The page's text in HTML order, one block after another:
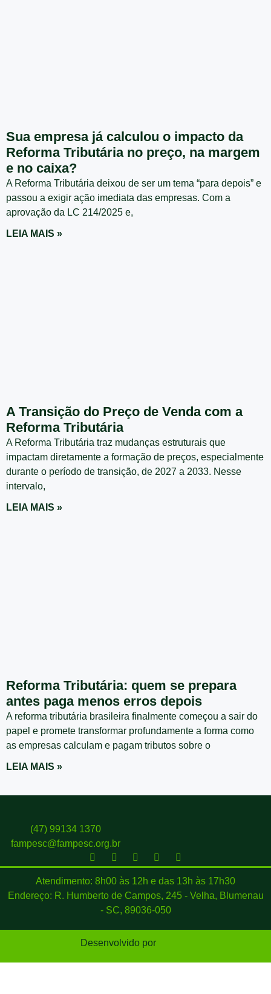
Sua empresa já calculou o impacto da
Reforma Tributária no preço, na margem
e no caixa?
A Reforma Tributária deixou de ser um tema “para depois” e
passou a exigir ação imediata das empresas. Com a
aprovação da LC 214/2025 e,
LEIA MAIS »
A Transição do Preço de Venda com a
Reforma Tributária
A Reforma Tributária traz mudanças estruturais que
impactam diretamente a formação de preços, especialmente
durante o período de transição, de 2027 a 2033. Nesse
intervalo,
LEIA MAIS »
Reforma Tributária: quem se prepara
antes paga menos erros depois
A reforma tributária brasileira finalmente começou a sair do
papel e promete transformar profundamente a forma como
as empresas calculam e pagam tributos sobre o
LEIA MAIS »
(47) 99134 1370
fampesc@fampesc.org.br
Atendimento: 8h00 às 12h e das 13h às 17h30
Endereço: R. Humberto de Campos, 245 - Velha, Blumenau
- SC, 89036-050
Desenvolvido por